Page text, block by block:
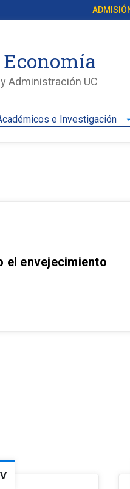
Administración UC
e Investigación arrow_drop_down
el envejecimiento